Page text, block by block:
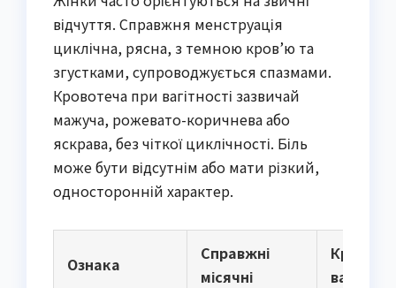
відчуття. Справжня менструація
циклічна, рясна, з темною кров’ю та
згустками, супроводжується спазмами.
Кровотеча при вагітності зазвичай
мажуча, рожевато-коричнева або
яскрава, без чіткої циклічності. Біль
може бути відсутнім або мати різкий,
односторонній характер.
Ознака
Справжні
місячні